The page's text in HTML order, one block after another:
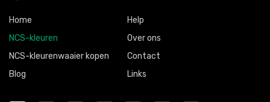
Home
NCS-kleuren
NCS-kleurenwaaier kopen
Blog
Help
Over ons
Contact
Links